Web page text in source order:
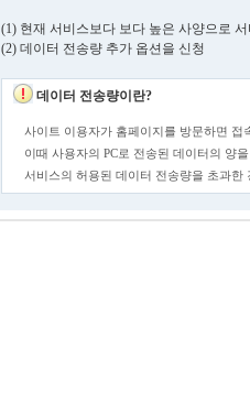
(1) 현재 서비스보다 보다 높은 사양으로
(2) 데이터 전송량 추가 옵션을 신청
데이터 전송량이란?
사이트 이용자가 홈페이지를 방문하면 접
이때 사용자의 PC로 전송된 데이터의 양
서비스의 허용된 데이터 전송량을 초과